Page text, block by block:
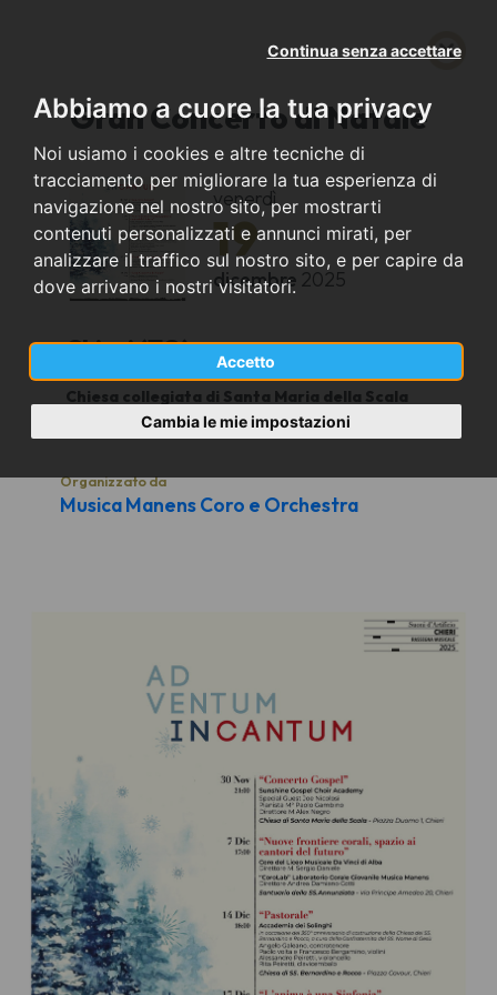
Abbiamo a cuore la tua privacy
Noi usiamo i cookies e altre tecniche di
tracciamento per migliorare la tua esperienza di
navigazione nel nostro sito, per mostrarti
contenuti personalizzati e annunci mirati, per
analizzare il traffico sul nostro sito, e per capire da
dove arrivano i nostri visitatori.
Accetto
Continua senza accettare
Cambia le mie impostazioni
Gran Concerto di Natale
venerdì
19
dicembre 2025
Chieri (TO)
Chiesa collegiata di Santa Maria della Scala
Organizzato da
Musica Manens Coro e Orchestra